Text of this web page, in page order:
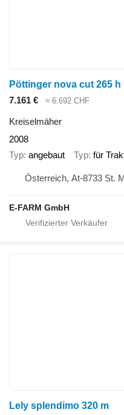
Pöttinger nova cut 265 h
7.161 €
≈ 6.692 CHF
Kreiselmäher
2008
Typ angebaut Typ für
Österreich, At-8733 St.
E-FARM GmbH
Lely splendimo 320 m